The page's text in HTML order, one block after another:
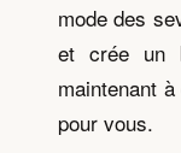
mode des
et crée un
maintenant à
pour vous.